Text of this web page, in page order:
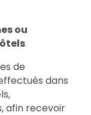
ou
de
dans
afin recevoir